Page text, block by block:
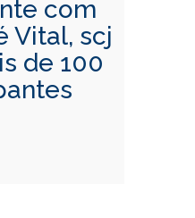
com
Vital, scj
de 100